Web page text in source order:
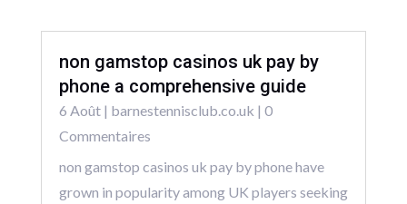
non gamstop casinos uk pay by
phone a comprehensive guide
6 Août| barnestennisclub.co.uk | 0
Commentaires
non gamstop casinos uk pay by phone have
grown in popularity among UK players seeking